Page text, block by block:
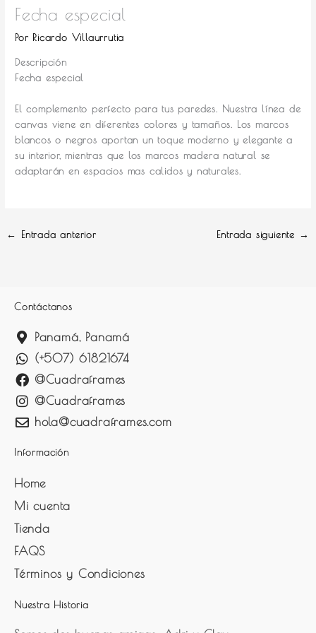
Fecha especial
Por Ricardo Villaurrutia
Descripción
Fecha especial
El complemento perfecto para tus paredes. Nuestra línea de
canvas viene en diferentes colores y tamaños. Los marcos
blancos o negros aportan un toque moderno y elegante a
su interior, mientras que los marcos madera natural se
adaptarán en espacios mas calidos y naturales.
← Entrada anterior Entrada siguiente →
Contáctanos
Panamá, Panamá
(+507) 61821674
@Cuadraframes
@Cuadraframes
hola@cuadraframes.com
Información
Home
Mi cuenta
Tienda
FAQS
Términos y Condiciones
Nuestra Historia